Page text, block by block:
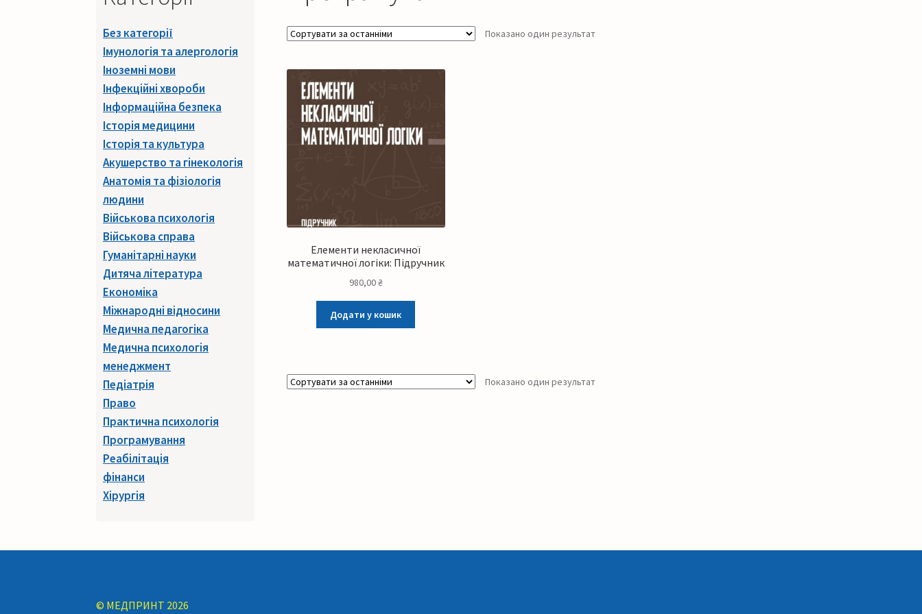
Показано один результат
Елементи некласичної
математичної логіки: Підручник
980,00₴
Додати у кошик
Показано один результат
Без категорії
Імунологія та алергологія
Іноземні мови
Інфекційні хвороби
Інформаційна безпека
Історія медицини
Історія та культура
Акушерство та гінекологія
Анатомія та фізіологія
людини
Військова психологія
Військова справа
Гуманітарні науки
Дитяча література
Економіка
Міжнародні відносини
Медична педагогіка
Медична психологія
менеджмент
Педіатрія
Право
Практична психологія
Програмування
Реабілітація
фінанси
Хірургія
© МЕДПРИНТ 2026